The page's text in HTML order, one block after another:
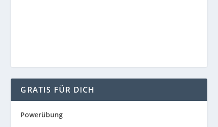
GRATIS FÜR DICH
Powerübung